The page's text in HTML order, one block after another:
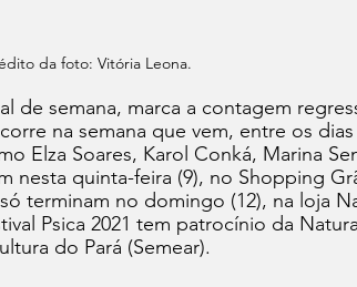
da foto: Vitória Leona.
de semana, marca a contagem
na semana que vem, entre os dias
Elza Soares, Karol Conká, Marina
nesta quinta-feira (9), no Shopping
terminam no domingo (12), na loja
Psica 2021 tem patrocínio da
do Pará (Semear).